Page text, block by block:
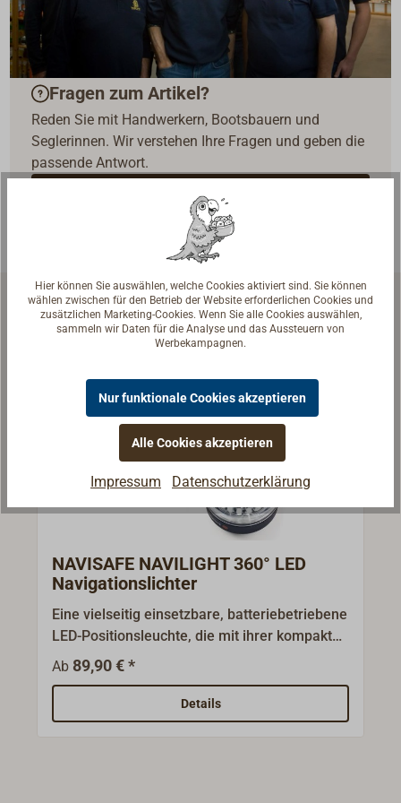
Fragen zum Artikel?
Reden Sie mit Handwerkern, Bootsbauern und
Seglerinnen. Wir verstehen Ihre Fragen und geben die
passende Antwort.
Experten kontaktieren
Zubehör & Ersatzteile Ähnliche Produkte
NAVISAFE NAVILIGHT 360° LED
Navigationslichter
Eine vielseitig einsetzbare, batteriebetriebene
LED-Positionsleuchte, die mit ihrer kompakten
Form und geringem Gesamtgewicht von 155g
besonders bei kleinen Dinghys,
Schlauchbooten, Kayaks und SUPs beliebt ist.
Die Navigationsleuchten verfügen über eine
Ab 89,90 € *
Details
Hier können Sie auswählen, welche Cookies aktiviert sind. Sie können
wählen zwischen für den Betrieb der Website erforderlichen Cookies und
zusätzlichen Marketing-Cookies. Wenn Sie alle Cookies auswählen,
sammeln wir Daten für die Analyse und das Aussteuern von
Werbekampagnen.
Nur funktionale Cookies akzeptieren
Alle Cookies akzeptieren
Impressum Datenschutzerklärung